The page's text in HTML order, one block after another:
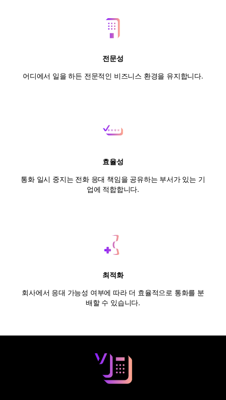
전문성
어디에서 일을 하든 전문적인 비즈니스 환경을 유지합니다.
효율성
통화 일시 중지는 전화 응대 책임을 공유하는 부서가 있는 기
업에 적합합니다.
최적화
회사에서 응대 가능성 여부에 따라 더 효율적으로 통화를 분
배할 수 있습니다.